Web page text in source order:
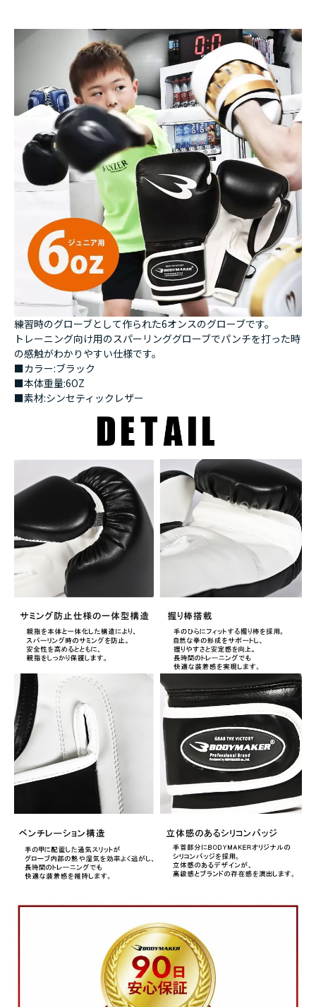
練習時のグローブとして作られた6オンスのグローブです。
トレーニング向け用のスパーリンググローブでパンチを打った時
の感触がわかりやすい仕様です。
■カラー:ブラック
■本体重量:6OZ
■素材:シンセティックレザー